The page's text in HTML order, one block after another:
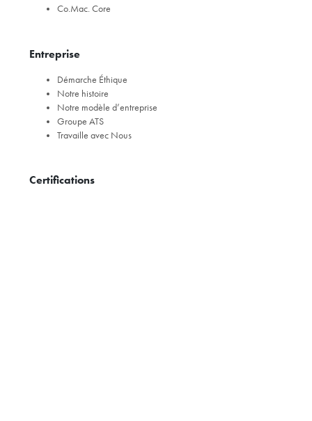
Co.Mac. Core
Entreprise
Démarche Éthique
Notre histoire
Notre modèle d’entreprise
Groupe ATS
Travaille avec Nous
Certifications